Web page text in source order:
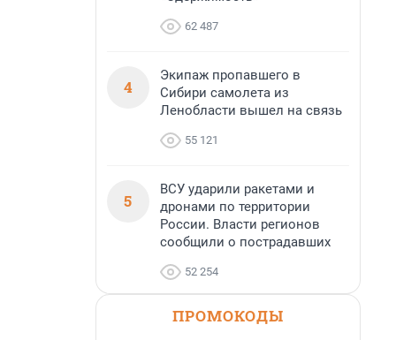
62 487
4
Экипаж пропавшего в
Сибири самолета из
Ленобласти вышел на связь
55 121
5
ВСУ ударили ракетами и
дронами по территории
России. Власти регионов
сообщили о пострадавших
52 254
ПРОМОКОДЫ